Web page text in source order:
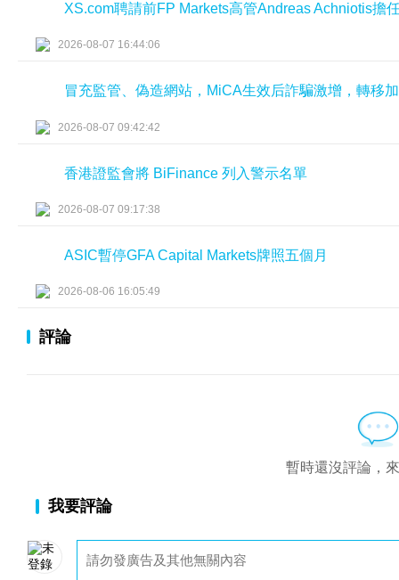
XS.com聘請前FP Markets高管Andreas Achniotis擔
2026-08-07 16:44:06
冒充監管、偽造網站，MiCA生效后詐騙激增，轉移
2026-08-07 09:42:42
香港證監會將 BiFinance 列入警示名單
2026-08-07 09:17:38
ASIC暫停GFA Capital Markets牌照五個月
2026-08-06 16:05:49
評論
暫時還沒評論，
我要評論